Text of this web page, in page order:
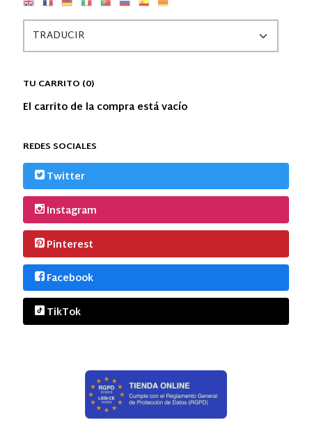
TU CARRITO (0)
El carrito de la compra está vacío
REDES SOCIALES
Twitter
Instagram
Pinterest
Facebook
TikTok